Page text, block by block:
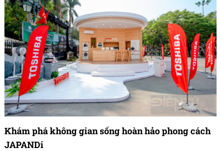
Khám phá không gian sống hoàn hảo phong cách
JAPANDi